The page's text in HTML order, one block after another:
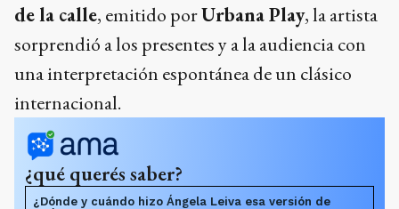
de la calle, emitido porUrbana Play, la artista
sorprendió a los presentes y a la audiencia con
una interpretación espontánea de un clásico
internacional.
¿qué querés saber?
¿Dónde y cuándo hizo Ángela Leiva esa versión de